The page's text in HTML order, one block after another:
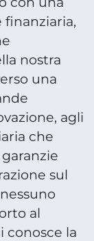
nostra
una
agli
che
sul
al
conosce la